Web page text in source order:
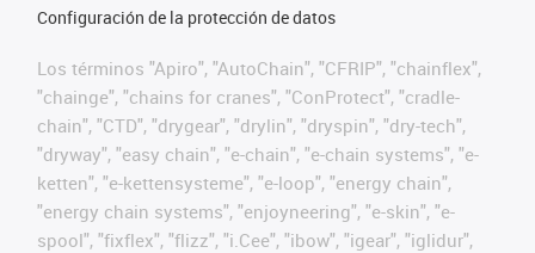
Configuración de la protección de datos
Los términos "Apiro", "AutoChain", "CFRIP", "chainflex",
"chainge", "chains for cranes", "ConProtect", "cradle-
chain", "CTD", "drygear", "drylin", "dryspin", "dry-tech",
"dryway", "easy chain", "e-chain", "e-chain systems", "e-
ketten", "e-kettensysteme", "e-loop", "energy chain",
"energy chain systems", "enjoyneering", "e-skin", "e-
spool", "fixflex", "flizz", "i.Cee", "ibow", "igear", "iglidur",